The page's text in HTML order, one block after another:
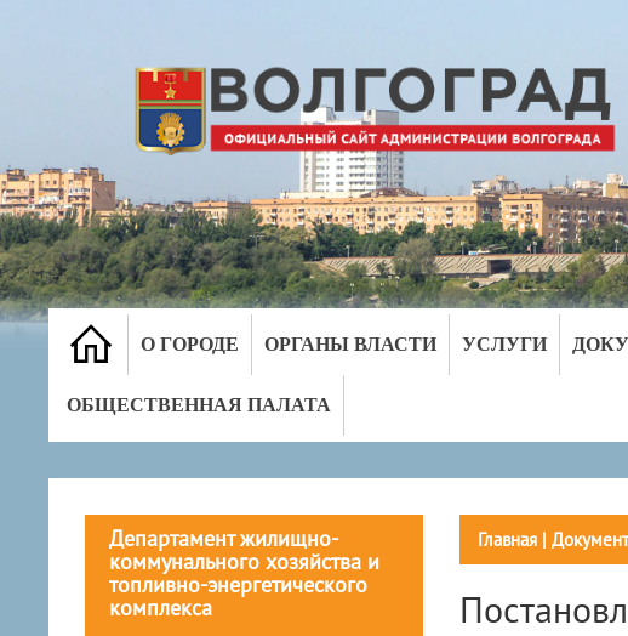
О ГОРОДЕ ОРГАНЫ ВЛАСТИ УСЛУГИ
ОБЩЕСТВЕННАЯ ПАЛАТА
Департамент жилищно-
коммунального хозяйства и
топливно-энергетического
комплекса
Главная|